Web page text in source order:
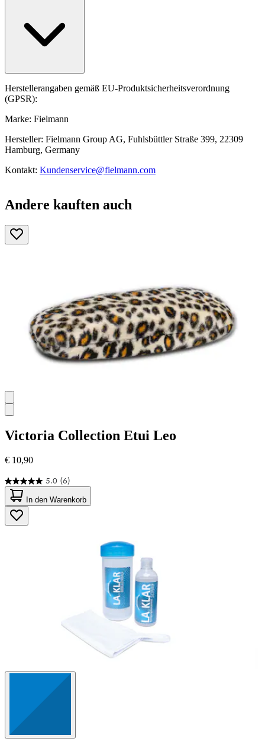
Herstellerangaben gemäß EU-Produktsicherheitsverordnung
(GPSR):
Marke: Fielmann
Hersteller: Fielmann Group AG, Fuhlsbüttler Straße 399, 22309
Hamburg, Germany
Kontakt: Kundenservice@fielmann.com
Andere kauften auch
Victoria Collection Etui Leo
€ 10,90
5.0 (6)
5.0
von
5
Sternen.
6
In den Warenkorb